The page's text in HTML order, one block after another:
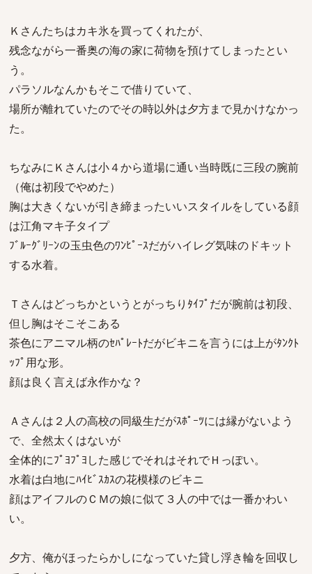
Ｋさんたちはカキ氷を買ってくれたが、
残念ながら一番奥の海の家に荷物を預けてしまったとい
う。
パラソルなんかもそこで借りていて、
場所が離れていたのでその時以外は夕方まで見かけなかっ
た。
ちなみにＫさんは小４から道場に通い当時既に三段の腕前
（俺は初段でやめた）
胸は大きくないが引き締まったいいスタイルをしている顔
は江角マキ子タイプ
ﾌﾞﾙｰｸﾞﾘｰﾝの玉虫色のﾜﾝﾋﾟｰｽだがハイレグ気味のドキット
する水着。
Ｔさんはどっちかというとがっちりﾀｲﾌﾟだが腕前は初段、
但し胸はそこそこある
茶色にアニマル柄のｾﾊﾟﾚｰﾄだがビキニを言うには上がﾀﾝｸﾄ
ｯﾌﾟ用な形。
顔は良く言えば永作かな？
Ａさんは２人の高校の同級生だがｽﾎﾟｰﾂには縁がないよう
で、全然太くはないが
全体的にﾌﾟﾖﾌﾟﾖした感じでそれはそれでＨっぽい。
水着は白地にﾊｲﾋﾞｽｶｽの花模様のビキニ
顔はアイフルのＣＭの娘に似て３人の中では一番かわい
い。
夕方、俺がほったらかしになっていた貸し浮き輪を回収し